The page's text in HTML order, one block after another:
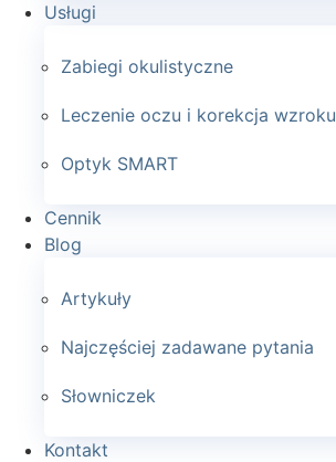
Usługi
Zabiegi okulistyczne
Leczenie oczu i korekcja wzroku
Optyk SMART
Cennik
Blog
Artykuły
Najczęściej zadawane pytania
Słowniczek
Kontakt